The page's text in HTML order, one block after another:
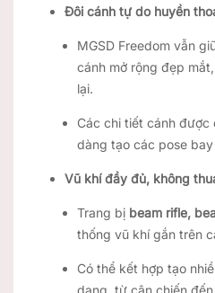
Đôi cánh tự do huyền
MGSD Freedom vẫn
cánh mở rộng đẹp
lại.
Các chi tiết cánh được
dàng tạo các pose
Vũ khí đầy đủ, không
Trang bị beam rifle,
thống vũ khí gắn trên
Có thể kết hợp tạo
dạng, từ cận chiến